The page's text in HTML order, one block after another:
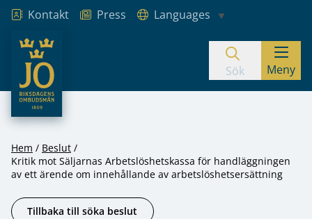
Hoppa till innehåll
Kontakt Press
Languages
JO – Riksdagens Ombudsmän
Sök Meny
Hem
Beslut
Kritik mot Säljarnas Arbetslöshetskassa för handläggningen
av ett ärende om innehållande av arbetslöshetsersättning
Tillbaka till söka beslut